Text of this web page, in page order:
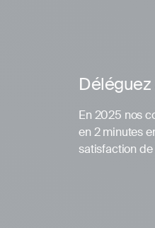
En 2025 nos
en 2 minutes
satisfaction de